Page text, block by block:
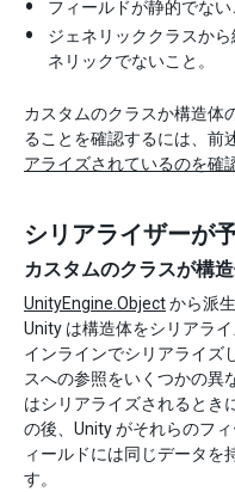
フィールドが静的でない
ジェネリッククラスか
ネリックでないこと。
カスタムのクラスか構造体
ることを確認するには、前
アライズされているのを確
シリアライザーが
カスタムのクラスが構
UnityEngine.Objectから派
Unity は構造体をシリアラ
インラインでシリアライズ
スへの参照をいくつかの異
はシリアライズされるとき
の後、Unity がそれらのフ
ィールドには同じデータを
す。